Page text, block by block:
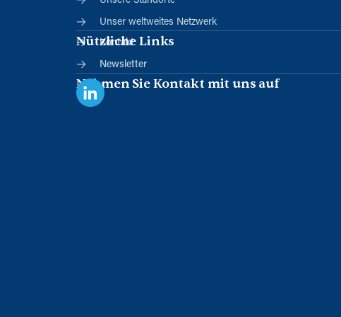
Unser weltweites Netzwerk
Nützliche Links
Kontakt
Newsletter
Nehmen Sie Kontakt mit uns auf